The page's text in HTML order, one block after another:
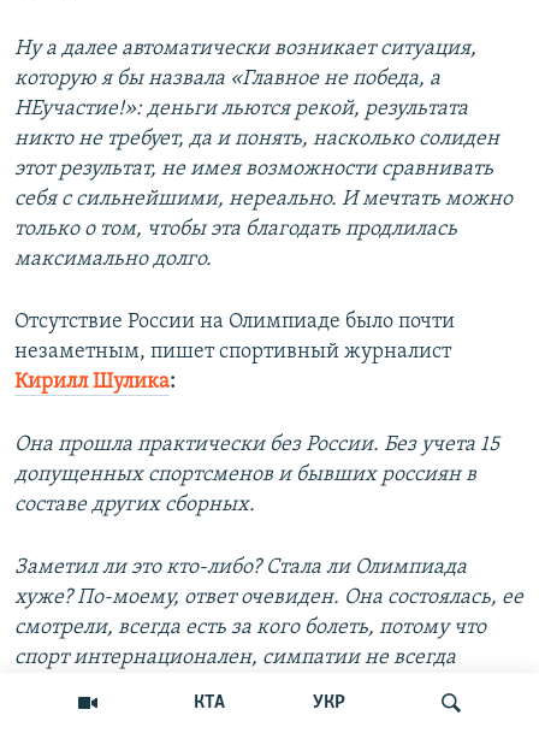
КТА УКР
Ну а далее автоматически возникает ситуация,
которую я бы назвала «Главное не победа, а
НЕучастие!»: деньги льются рекой, результата
никто не требует, да и понять, насколько солиден
этот результат, не имея возможности сравнивать
себя с сильнейшими, нереально. И мечтать можно
только о том, чтобы эта благодать продлилась
максимально долго.
Отсутствие России на Олимпиаде было почти
незаметным, пишет спортивный журналист
Кирилл Шулика:
Она прошла практически без России. Без учета 15
допущенных спортсменов и бывших россиян в
составе других сборных.
Заметил ли это кто-либо? Стала ли Олимпиада
хуже? По-моему, ответ очевиден. Она состоялась, ее
смотрели, всегда есть за кого болеть, потому что
спорт интернационален, симпатии не всегда
привязаны к флагу. Эмоционально хуже не стало.